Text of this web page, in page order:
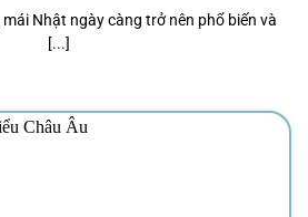
Nhật ngày càng trở nên phổ biến và
[...]